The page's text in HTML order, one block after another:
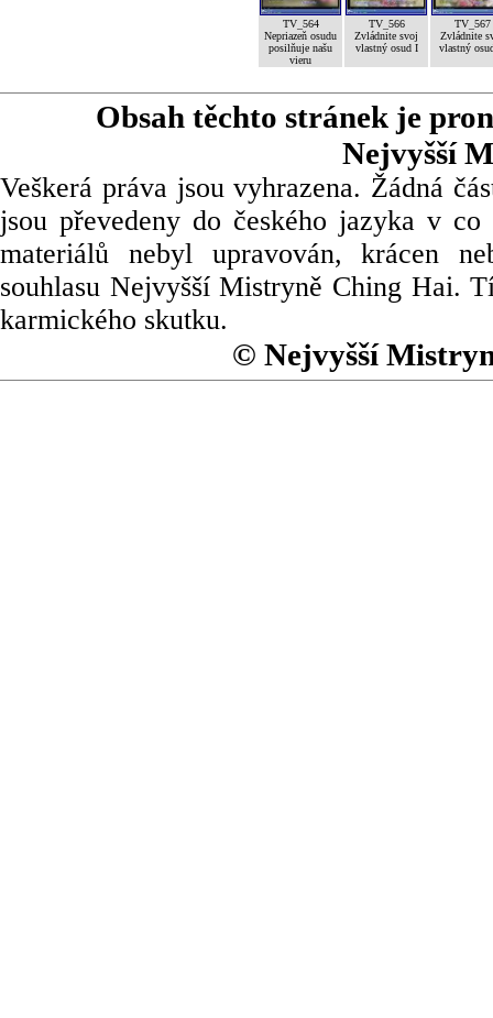
TV_564
Nepriazeň osudu
posilňuje našu
vieru
TV_566
Zvládnite svoj
vlastný osud I
TV_567
Zvládnite
vlastný
Obsah těchto stránek je
Nejvyšší
Veškerá práva jsou vyhrazena. Žádná
jsou převedeny do českého jazyka v
materiálů nebyl upravován, krácen
souhlasu Nejvyšší Mistryně Ching Hai.
karmického skutku.
© Nejvyšší